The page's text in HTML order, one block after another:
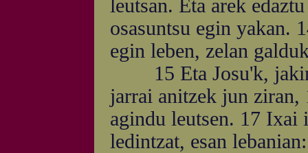
leutsan. Eta arek
osasuntsu egin yakan.
egin leben, zelan
15 Eta Josu'k,
jarrai anitzek jun ziran,
agindu leutsen. 17 Ixai
ledintzat, esan lebanian: